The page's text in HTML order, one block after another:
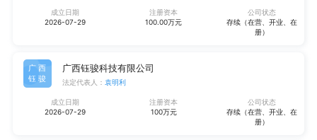
成立日期
2026-07-29
注册资本
100.00万元
公司状态
存续（在营、开业、在
册）
广西
钰骏
广西钰骏科技有限公司
法定代表人： 袁明利
成立日期
2026-07-29
注册资本
100万元
公司状态
存续（在营、开业、在
册）